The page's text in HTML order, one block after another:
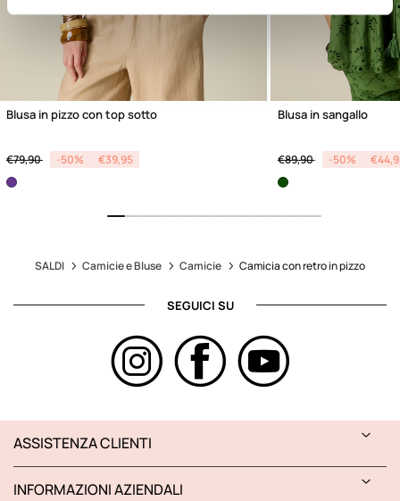
Blusa in pizzo con top sotto
Price reduced from
€79,90 to -50% €39,95
Blusa in sangallo
Price reduced from
€89,90 to -50%
SALDI Camicie e Bluse Camicie Camicia con retro in pizzo
SEGUICI SU
ASSISTENZA CLIENTI
INFORMAZIONI AZIENDALI